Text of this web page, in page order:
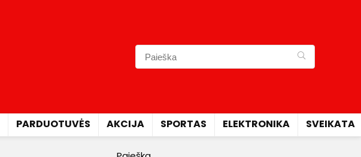
PARDUOTUVĖS AKCIJA SPORTAS ELEKTRONIKA SVEIKATA